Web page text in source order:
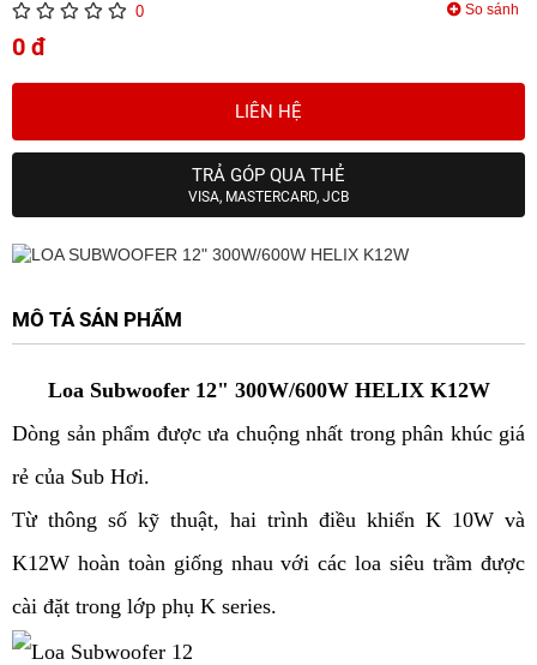
0 So sánh
0 đ
LIÊN HỆ
TRẢ GÓP QUA THẺ
VISA, MASTERCARD, JCB
MÔ TẢ SẢN PHẨM
Loa Subwoofer 12" 300W/600W HELIX K12W
Dòng sản phẩm được ưa chuộng nhất trong phân khúc giá
rẻ của Sub Hơi.
Từ thông số kỹ thuật, hai trình điều khiển K 10W và
K12W hoàn toàn giống nhau với các loa siêu trầm được
cài đặt trong lớp phụ K series.